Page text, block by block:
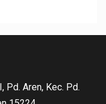
Pd. Aren, Kec. Pd.